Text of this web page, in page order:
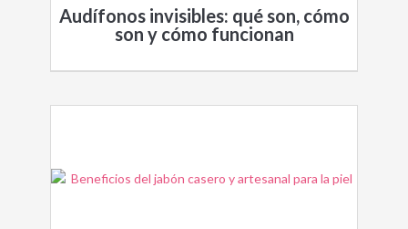
Audífonos invisibles: qué son, cómo
son y cómo funcionan